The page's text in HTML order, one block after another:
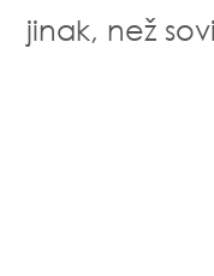
jinak, než